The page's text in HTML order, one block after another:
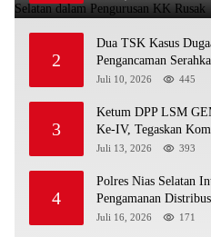
2
Dua TSK Kasus
Pengancaman
Lolowau Tuntaskan
Juli 10, 2026 445
3
Ketum DPP LSM
Ke-IV, Tegaskan
dan Corong Aspirasi
Juli 13, 2026 393
4
Polres Nias Selatan
Pengamanan
SPBU
Juli 16, 2026 171